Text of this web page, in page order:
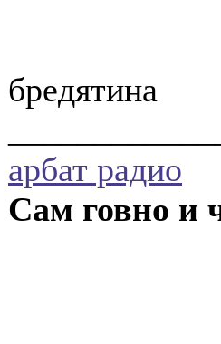
бредятина
арбат радио
Сам говно и